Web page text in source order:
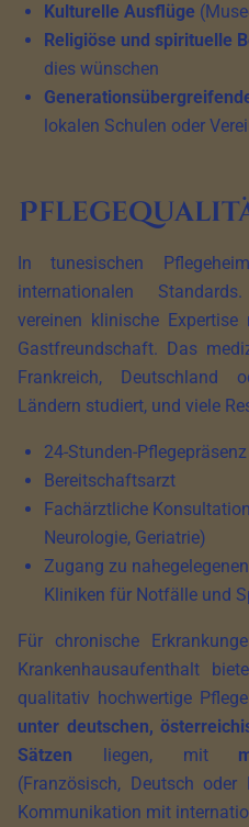
Kulturelle Ausflüge
Religiöse und spirituelle
dies wünschen
lokalen Schulen oder
In tunesischen
internationalen
vereinen klinische
Gastfreundschaft. Das
Frankreich, Deutschland
Ländern studiert, und viele
24-Stunden-Pflegepräsenz
Bereitschaftsarzt
Fachärztliche
Neurologie, Geriatrie)
Zugang zu
Kliniken für Notfälle und
Für chronische
Krankenhausaufenthalt
qualitativ hochwertige
unter deutschen,
Sätzen liegen, mit
(Französisch, Deutsch
Kommunikation mit